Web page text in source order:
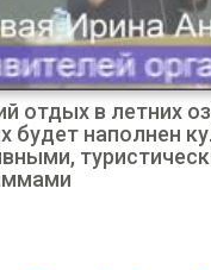
отдых в летних
будет наполнен